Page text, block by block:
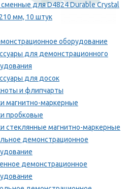
для D4824 Durable Crystal
мм, 10 штук
оборудование
для демонстрационного
для досок
и флипчарты
магнитно-маркерные
пробковые
стеклянные магнитно-маркерные
демонстрационное
демонстрационное